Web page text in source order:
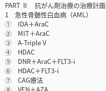
PART Ⅱ 抗がん剤治療の治療計画
1 急性骨髄性白血病（AML）
① IDA＋AraC
② MIT＋AraC
③ A-Triple V
④ HDAC
⑤ DNR＋AraC＋FLT3-i
⑥ HDAC＋FLT3-i
⑦ CAG療法